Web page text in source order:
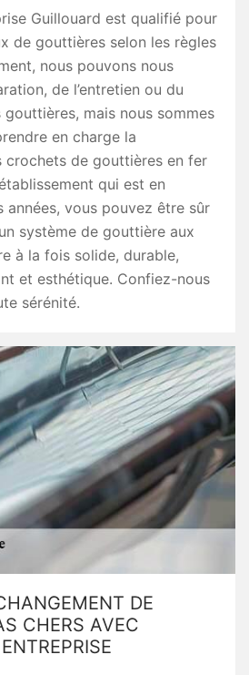
Guillouard est qualifié pour
de gouttières selon les règles
nous pouvons nous
de l’entretien ou du
mais nous sommes
en charge la
crochets de gouttières en fer
qui est en
années, vous pouvez être sûr
système de gouttière aux
à la fois solide, durable,
et esthétique. Confiez-nous
sérénité.
DE
CHERS AVEC